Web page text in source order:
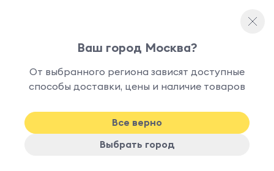
наличии
Ваш город Москва?
От выбранного региона зависят доступные
способы доставки, цены и наличие товаров
Все верно
Выбрать город